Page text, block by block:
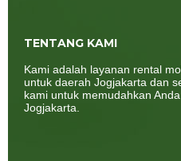
TENTANG KAMI
Kami adalah layanan rental
untuk daerah Jogjakarta dan
kami untuk memudahkan
Jogjakarta.